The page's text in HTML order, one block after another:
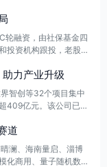
册资本由1000万增至
轮融资，由社保基金四
投资机构跟投，老股东
力产业升级
智创等32个项目集中
409亿元。该公司已进
道
澜、海南量启、淄博
化商用、量子随机数芯